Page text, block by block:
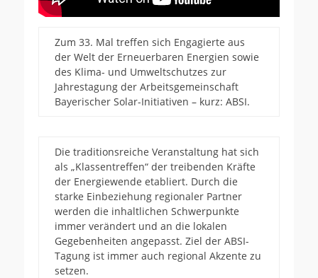
Zum 33. Mal treffen sich Engagierte aus
der Welt der Erneuerbaren Energien sowie
des Klima- und Umweltschutzes zur
Jahrestagung der Arbeitsgemeinschaft
Bayerischer Solar-Initiativen – kurz: ABSI.
Die traditionsreiche Veranstaltung hat sich
als „Klassentreffen“ der treibenden Kräfte
der Energiewende etabliert. Durch die
starke Einbeziehung regionaler Partner
werden die inhaltlichen Schwerpunkte
immer verändert und an die lokalen
Gegebenheiten angepasst. Ziel der ABSI-
Tagung ist immer auch regional Akzente zu
setzen.